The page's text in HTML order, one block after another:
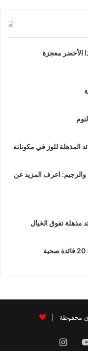
المذهلة للوز في مكوناته
والرجيم: اعرف المزيد عن
مذهلة تفوق الخيال
يوتيوبانستقرام